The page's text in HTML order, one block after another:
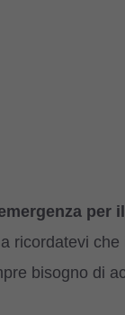
per
ricordatevi
bisogno di